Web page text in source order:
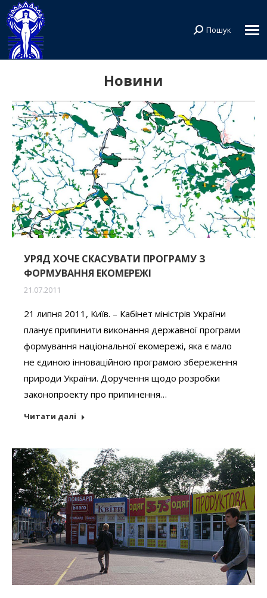
Search:
Пошук
Новини
УРЯД ХОЧЕ СКАСУВАТИ ПРОГРАМУ З
ФОРМУВАННЯ ЕКОМЕРЕЖІ
21.07.2011
21 липня 2011, Київ. – Кабінет міністрів України
планує припинити виконання державної програми
формування національної екомережі, яка є мало
не єдиною інноваційною програмою збереження
природи України. Доручення щодо розробки
законопроекту про припинення…
Читати далі